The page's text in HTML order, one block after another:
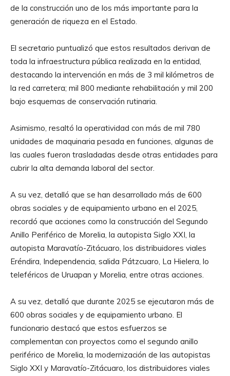
de la construcción uno de los más importante para la
generación de riqueza en el Estado.
El secretario puntualizó que estos resultados derivan de
toda la infraestructura pública realizada en la entidad,
destacando la intervención en más de 3 mil kilómetros de
la red carretera; mil 800 mediante rehabilitación y mil 200
bajo esquemas de conservación rutinaria.
Asimismo, resaltó la operatividad con más de mil 780
unidades de maquinaria pesada en funciones, algunas de
las cuales fueron trasladadas desde otras entidades para
cubrir la alta demanda laboral del sector.
A su vez, detalló que se han desarrollado más de 600
obras sociales y de equipamiento urbano en el 2025,
recordó que acciones como la construcción del Segundo
Anillo Periférico de Morelia, la autopista Siglo XXI, la
autopista Maravatío-Zitácuaro, los distribuidores viales
Eréndira, Independencia, salida Pátzcuaro, La Hielera, lo
teleféricos de Uruapan y Morelia, entre otras acciones.
A su vez, detalló que durante 2025 se ejecutaron más de
600 obras sociales y de equipamiento urbano. El
funcionario destacó que estos esfuerzos se
complementan con proyectos como el segundo anillo
periférico de Morelia, la modernización de las autopistas
Siglo XXI y Maravatío-Zitácuaro, los distribuidores viales